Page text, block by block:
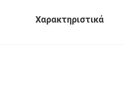
Χαρακτηριστικά